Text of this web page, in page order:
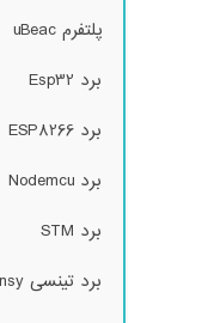
پلتفرم uBeac
برد Esp32
برد ESP8266
برد Nodemcu
برد STM
برد تینسی Teensy